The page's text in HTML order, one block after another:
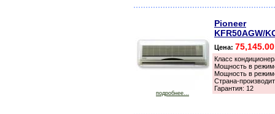
подробнее...
Pioneer
KFR50AGW/
Цена:
Класс
Мощность в
Мощность в
Страна-
Гарантия: 12